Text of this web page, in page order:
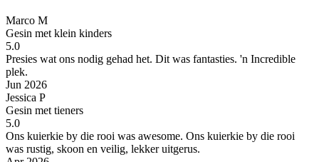
Marco M
Gesin met klein kinders
5.0
Presies wat ons nodig gehad het. Dit was fantasties. 'n Incredible
plek.
Jun 2026
Jessica P
Gesin met tieners
5.0
Ons kuierkie by die rooi was awesome. Ons kuierkie by die rooi
was rustig, skoon en veilig, lekker uitgerus.